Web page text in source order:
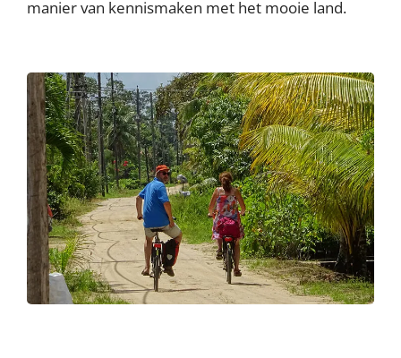
manier van kennismaken met het mooie land.